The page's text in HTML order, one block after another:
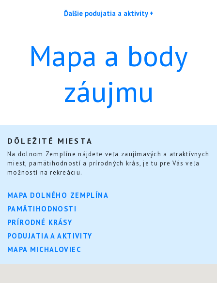
Ďalšie podujatia a aktivity +
Mapa a body
záujmu
DÔLEŽITÉ MIESTA
Na dolnom Zemplíne nájdete veľa zaujímavých a atraktívnych
miest, pamätihodností a prírodných krás, je tu pre Vás veľa
možností na rekreáciu.
MAPA DOLNÉHO ZEMPLÍNA
PAMÄTIHODNOSTI
PRÍRODNÉ KRÁSY
PODUJATIA A AKTIVITY
MAPA MICHALOVIEC